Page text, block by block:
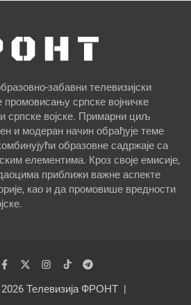
забавни телевизијски
промовисању српске војничке
српске војске. Примарни циљ
и модеран начин обрађује теме
образовне садржаје са
елементима. Кроз своје емисије,
приближи важне аспекте
као и да промовише вредности
Телевизија ФРОНТ